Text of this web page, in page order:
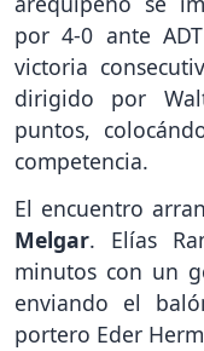
por 4-0 ante
victoria
dirigido por
puntos,
competencia.
El encuentro
Melgar. Elías
minutos con un
enviando el
portero Eder